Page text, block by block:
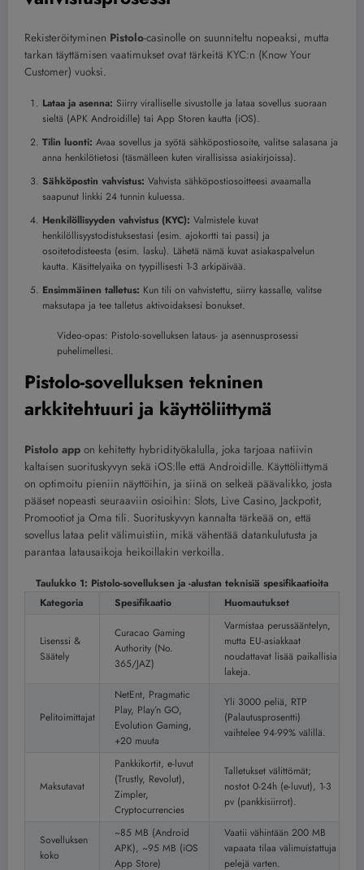
Rekisteröityminen Pistolo-casinolle on suunniteltu nopeaksi, mutta
tarkan täyttämisen vaatimukset ovat tärkeitä KYC:n (Know Your
Customer) vuoksi.
Lataa ja asenna: Siirry viralliselle sivustolle ja lataa sovellus suoraan
sieltä (APK Androidille) tai App Storen kautta (iOS).
Tilin luonti: Avaa sovellus ja syötä sähköpostiosoite, valitse salasana ja
anna henkilötietosi (täsmälleen kuten virallisissa asiakirjoissa).
Sähköpostin vahvistus: Vahvista sähköpostiosoitteesi avaamalla
saapunut linkki 24 tunnin kuluessa.
Henkilöllisyyden vahvistus (KYC): Valmistele kuvat
henkilöllisyystodistuksestasi (esim. ajokortti tai passi) ja
osoitetodisteesta (esim. lasku). Lähetä nämä kuvat asiakaspalvelun
kautta. Käsittelyaika on tyypillisesti 1-3 arkipäivää.
Ensimmäinen talletus: Kun tili on vahvistettu, siirry kassalle, valitse
maksutapa ja tee talletus aktivoidaksesi bonukset.
Video-opas: Pistolo-sovelluksen lataus- ja asennusprosessi
puhelimellesi.
Pistolo-sovelluksen tekninen
arkkitehtuuri ja käyttöliittymä
Pistolo app on kehitetty hybridityökalulla, joka tarjoaa natiivin
kaltaisen suorituskyvyn sekä iOS:lle että Androidille. Käyttöliittymä
on optimoitu pieniin näyttöihin, ja siinä on selkeä päävalikko, josta
pääset nopeasti seuraaviin osioihin: Slots, Live Casino, Jackpotit,
Promootiot ja Oma tili. Suorituskyvyn kannalta tärkeää on, että
sovellus lataa pelit välimuistiin, mikä vähentää datankulutusta ja
parantaa latausaikoja heikoillakin verkoilla.
Taulukko 1: Pistolo-sovelluksen ja -alustan teknisiä spesifikaatioita
Kategoria
Spesifikaatio Huomautukset
Lisenssi &
Säätely
Curacao Gaming
Authority (No.
365/JAZ)
Varmistaa perussääntelyn,
mutta EU-asiakkaat
noudattavat lisää paikallisia
lakeja.
Pelitoimittajat
NetEnt, Pragmatic
Play, Play’n GO,
Evolution Gaming,
+20 muuta
Yli 3000 peliä, RTP
(Palautusprosentti)
vaihtelee 94-99% välillä.
Maksutavat
Pankkikortit, e-luvut
(Trustly, Revolut),
Zimpler,
Cryptocurrencies
Talletukset välittömät;
nostot 0-24h (e-luvut), 1-3
pv (pankkisiirrot).
Sovelluksen
koko
~85 MB (Android
APK), ~95 MB (iOS
App Store)
Vaatii vähintään 200 MB
vapaata tilaa välimuistattuja
pelejä varten.